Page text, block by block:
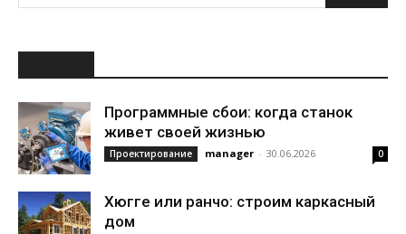
Программные сбои: когда станок
живет своей жизнью
Проектирование manager - 30.06.2026 0
Хюгге или ранчо: строим каркасный
дом